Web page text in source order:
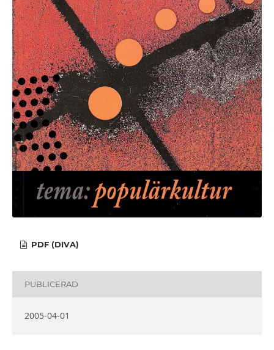
PDF (DIVA)
PUBLICERAD
2005-04-01